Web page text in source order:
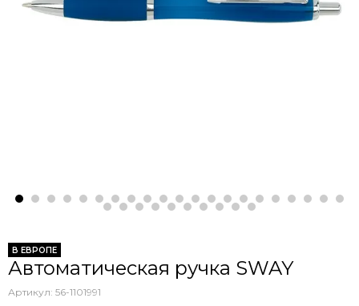
В ЕВРОПЕ
Автоматическая ручка SWAY
Артикул: 56-1101991